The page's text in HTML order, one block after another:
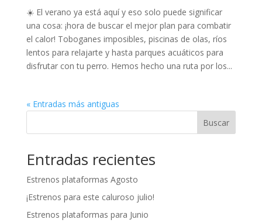
☀️ El verano ya está aquí y eso solo puede significar
una cosa: ¡hora de buscar el mejor plan para combatir
el calor! Toboganes imposibles, piscinas de olas, ríos
lentos para relajarte y hasta parques acuáticos para
disfrutar con tu perro. Hemos hecho una ruta por los...
« Entradas más antiguas
Buscar
Entradas recientes
Estrenos plataformas Agosto
¡Estrenos para este caluroso julio!
Estrenos plataformas para Junio